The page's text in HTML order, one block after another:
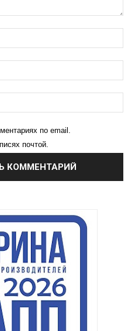
по email.
почтой.